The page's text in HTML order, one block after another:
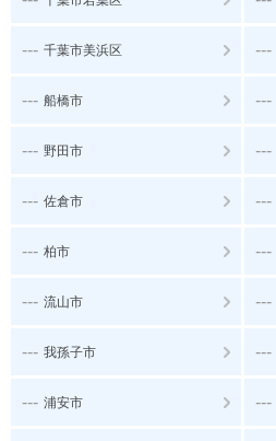
--- 千葉市美浜区 ---
--- 船橋市 ---
--- 野田市 ---
--- 佐倉市 ---
--- 柏市 ---
--- 流山市 ---
--- 我孫子市 ---
--- 浦安市 ---